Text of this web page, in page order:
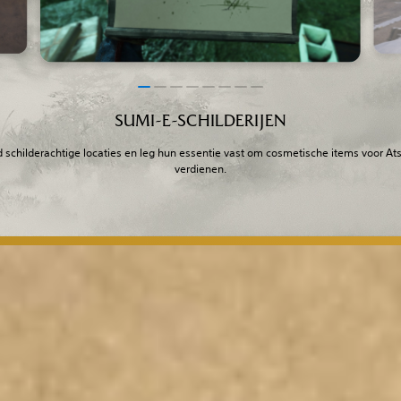
SUMI-E-SCHILDERIJEN
schilderachtige locaties en leg hun essentie vast om cosmetische items voor
verdienen.